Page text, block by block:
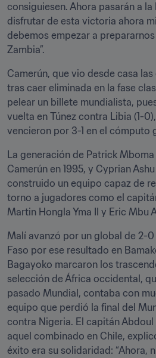
consiguiesen. Ahora pasarán a
disfrutar de esta victoria ahora
debemos empezar a
Zambia”.
Camerún, que vio desde casa
tras caer eliminada en la fase
pelear un billete mundialista,
vuelta en Túnez contra Libia (1-
vencieron por 3-1 en el cómputo
La generación de Patrick
Camerún en 1995, y Cyprian
construido un equipo capaz de
torno a jugadores como el
Martin Hongla Yma II y Eric Mbu
Malí avanzó por un global de 2-
Faso por ese resultado en
Bagayoko marcaron los
selección de África occidental,
pasado Mundial, contaba con
equipo que perdió la final del
contra Nigeria. El capitán
aquel combinado en Chile,
éxito era su solidaridad: “Ahora,